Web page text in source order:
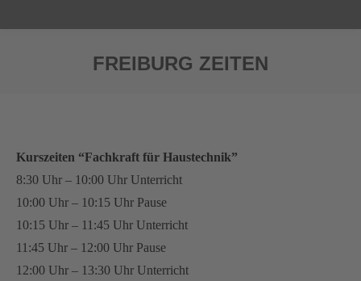
FREIBURG ZEITEN
Kurszeiten “Fachkraft für Haustechnik”
8:30 Uhr – 10:00 Uhr Unterricht
10:00 Uhr – 10:15 Uhr Pause
10:15 Uhr – 11:45 Uhr Unterricht
11:45 Uhr – 12:00 Uhr Pause
12:00 Uhr – 13:30 Uhr Unterricht